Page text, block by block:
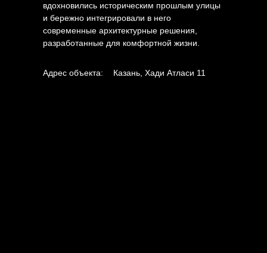
Адрес объекта: Казань, Хади Атласи 11
вдохновились историческим прошлым улицы
и бережно интегрировали в него
современные архитектурные решения,
разработанные для комфортной жизни.
Политика конфиденциальности
Пользовательское соглашение